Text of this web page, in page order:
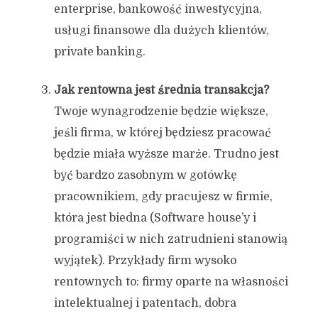
enterprise, bankowość inwestycyjna,
usługi finansowe dla dużych klientów,
private banking.
Jak rentowna jest średnia transakcja?
Twoje wynagrodzenie będzie większe,
jeśli firma, w której będziesz pracować
będzie miała wyższe marże. Trudno jest
być bardzo zasobnym w gotówkę
pracownikiem, gdy pracujesz w firmie,
która jest biedna (Software house’y i
programiści w nich zatrudnieni stanowią
wyjątek). Przykłady firm wysoko
rentownych to: firmy oparte na własności
intelektualnej i patentach, dobra